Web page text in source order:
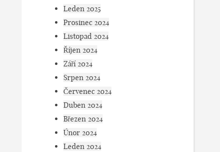
Leden 2025
Prosinec 2024
Listopad 2024
Říjen 2024
Září 2024
Srpen 2024
Červenec 2024
Duben 2024
Březen 2024
Únor 2024
Leden 2024